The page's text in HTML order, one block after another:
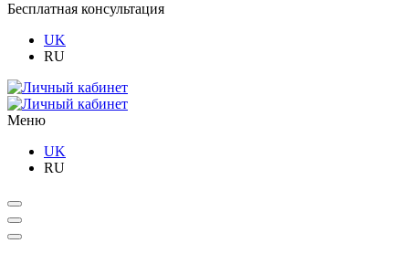
Бесплатная консультация
UK
RU
Меню
UK
RU